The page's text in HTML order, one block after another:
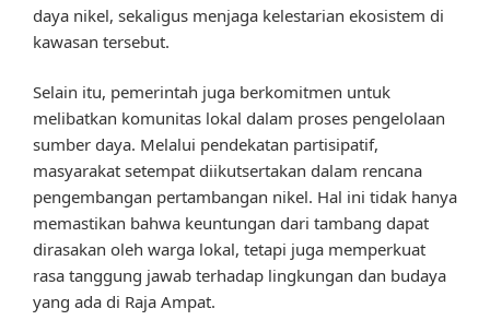
daya nikel, sekaligus menjaga kelestarian ekosistem di
kawasan tersebut.
Selain itu, pemerintah juga berkomitmen untuk
melibatkan komunitas lokal dalam proses pengelolaan
sumber daya. Melalui pendekatan partisipatif,
masyarakat setempat diikutsertakan dalam rencana
pengembangan pertambangan nikel. Hal ini tidak hanya
memastikan bahwa keuntungan dari tambang dapat
dirasakan oleh warga lokal, tetapi juga memperkuat
rasa tanggung jawab terhadap lingkungan dan budaya
yang ada di Raja Ampat.